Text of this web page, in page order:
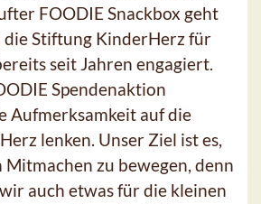
FOODIE Snackbox geht
die Stiftung KinderHerz für
seit Jahren engagiert.
Spendenaktion
Aufmerksamkeit auf die
lenken. Unser Ziel ist es,
Mitmachen zu bewegen, denn
auch etwas für die kleinen